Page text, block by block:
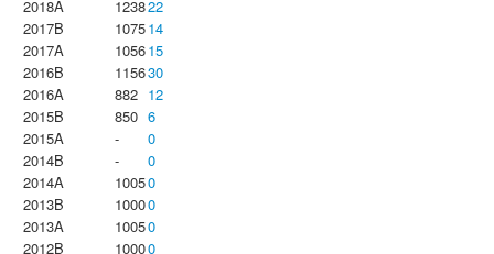
2018A
123822
2017B
107514
2017A
105615
2016B
115630
2016A
882 12
2015B
850 6
2015A
-
0
2014B
-
0
2014A
10050
2013B
10000
2013A
10050
2012B
10000